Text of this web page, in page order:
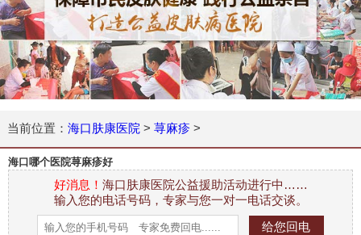
当前位置： 海口肤康医院 > 荨麻疹>
海口哪个医院荨麻疹好
好消息！ 海口肤康医院公益援助活动进行中……
输入您的电话号码，专家与您一对一电话交谈。